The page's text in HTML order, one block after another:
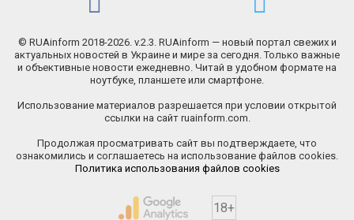
© RUAinform 2018-2026. v.2.3. RUAinform — новый портал свежих и
актуальных новостей в Украине и мире за сегодня. Только важные
и объективные новости ежедневно. Читай в удобном формате на
ноутбуке, планшете или смартфоне.
Использование материалов разрешается при условии открытой
ссылки на сайт ruainform.com.
Продолжая просматривать сайт вы подтверждаете, что
ознакомились и соглашаетесь на использование файлов cookies.
Политика использования файлов cookies
18+